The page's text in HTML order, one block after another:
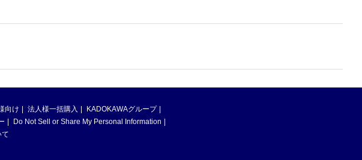
向け 法人様一括購入
KADOKAWAグループ
Do Not Sell or Share My Personal Information